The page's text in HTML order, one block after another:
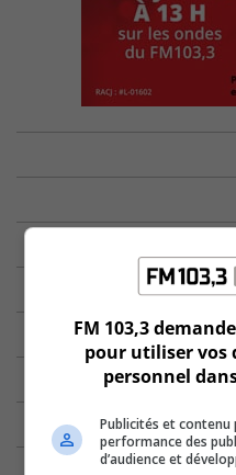
FM 103,3
pour utiliser vos
personnel
Publicités et contenu
performance des
d’audience et